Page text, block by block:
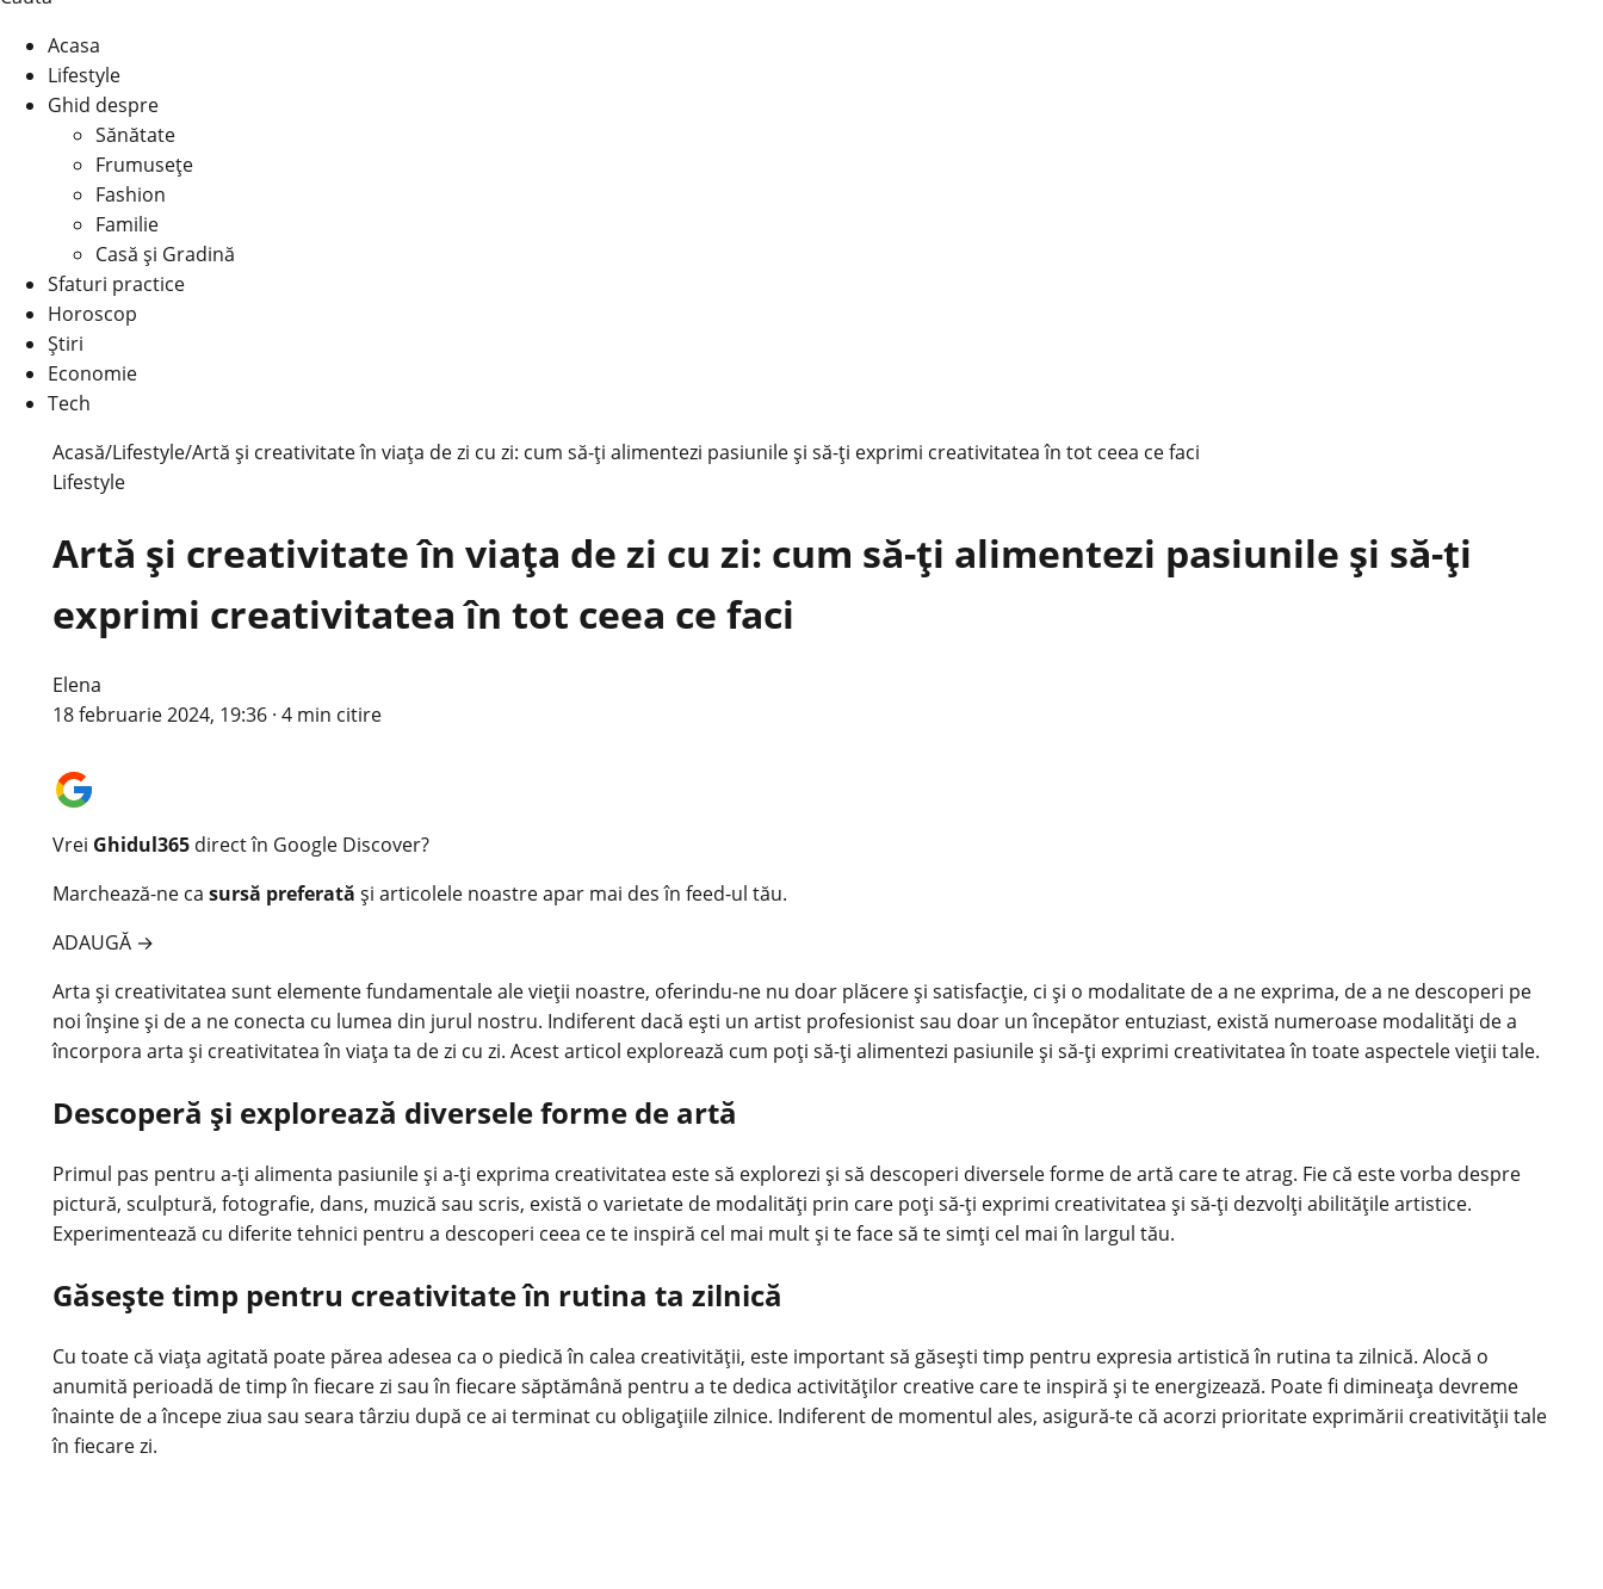
Acasa
Lifestyle
Ghid despre
Sănătate
Frumusețe
Fashion
Familie
Casă şi Gradină
Sfaturi practice
Horoscop
Știri
Economie
Tech
Acasă/Lifestyle/Artă și creativitate în viața de zi cu zi: cum să-ți alimentezi pasiunile și să-ți exprimi creativitatea în tot ceea ce faci
Lifestyle
Artă și creativitate în viața de zi cu zi: cum să-ți alimentezi pasiunile și să-ți
exprimi creativitatea în tot ceea ce faci
Elena
18 februarie 2024, 19:36 · 4 min citire
Vrei Ghidul365 direct în Google Discover?
Marchează-ne ca sursă preferată și articolele noastre apar mai des în feed-ul tău.
ADAUGĂ →
Arta și creativitatea sunt elemente fundamentale ale vieții noastre, oferindu-ne nu doar plăcere și satisfacție, ci și o modalitate de a ne exprima, de a ne descoperi pe
noi înșine și de a ne conecta cu lumea din jurul nostru. Indiferent dacă ești un artist profesionist sau doar un începător entuziast, există numeroase modalități de a
încorpora arta și creativitatea în viața ta de zi cu zi. Acest articol explorează cum poți să-ți alimentezi pasiunile și să-ți exprimi creativitatea în toate aspectele vieții tale.
Descoperă și explorează diversele forme de artă
Primul pas pentru a-ți alimenta pasiunile și a-ți exprima creativitatea este să explorezi și să descoperi diversele forme de artă care te atrag. Fie că este vorba despre
pictură, sculptură, fotografie, dans, muzică sau scris, există o varietate de modalități prin care poți să-ți exprimi creativitatea și să-ți dezvolți abilitățile artistice.
Experimentează cu diferite tehnici pentru a descoperi ceea ce te inspiră cel mai mult și te face să te simți cel mai în largul tău.
Găsește timp pentru creativitate în rutina ta zilnică
Cu toate că viața agitată poate părea adesea ca o piedică în calea creativității, este important să găsești timp pentru expresia artistică în rutina ta zilnică. Alocă o
anumită perioadă de timp în fiecare zi sau în fiecare săptămână pentru a te dedica activităților creative care te inspiră și te energizează. Poate fi dimineața devreme
înainte de aîncepe ziua sau seara târziu după ce ai terminat cu obligațiile zilnice. Indiferent de momentul ales, asigură-te că acorzi prioritate exprimării creativității tale
în fiecare zi.